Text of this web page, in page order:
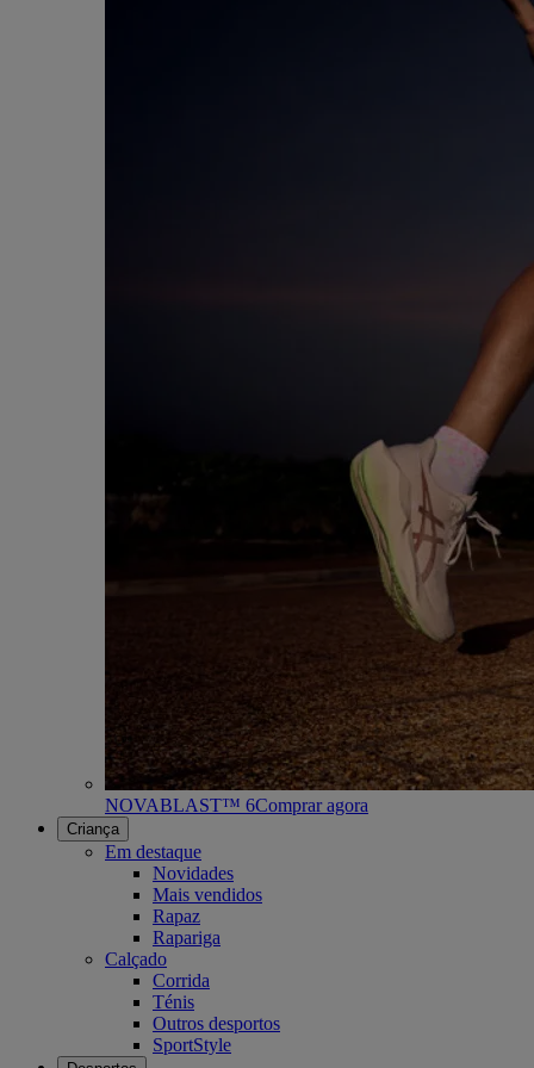
NOVABLAST™ 6Comprar agora
Criança
Em destaque
Novidades
Mais vendidos
Rapaz
Rapariga
Calçado
Corrida
Ténis
Outros desportos
SportStyle